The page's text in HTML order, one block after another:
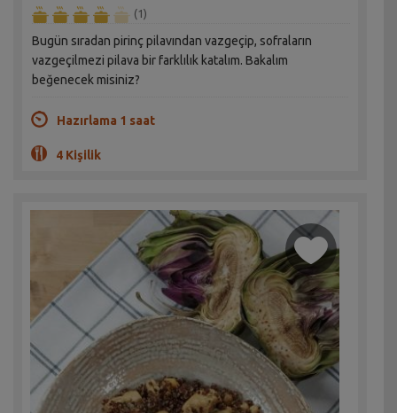
(1)
Bugün sıradan pirinç pilavından vazgeçip, sofraların
vazgeçilmezi pilava bir farklılık katalım. Bakalım
beğenecek misiniz?
Hazırlama 1 saat
4 Kişilik